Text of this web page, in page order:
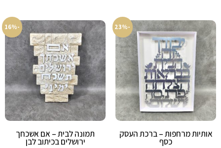
-23%
אותיות מרחפות – ברכת העסק
כסף
-16%
תמונה לבית – אם אשכחך
ירושלים בכיתוב לבן